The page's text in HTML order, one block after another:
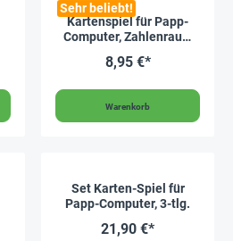
Sehr beliebt!
Kartenspiel für Papp-
Computer, Zahlenraum
100
8,95 €*
Warenkorb
Set Karten-Spiel für
Papp-Computer, 3-tlg.
21,90 €*